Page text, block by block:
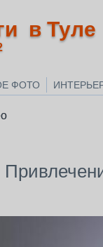
в Туле
ФОТО